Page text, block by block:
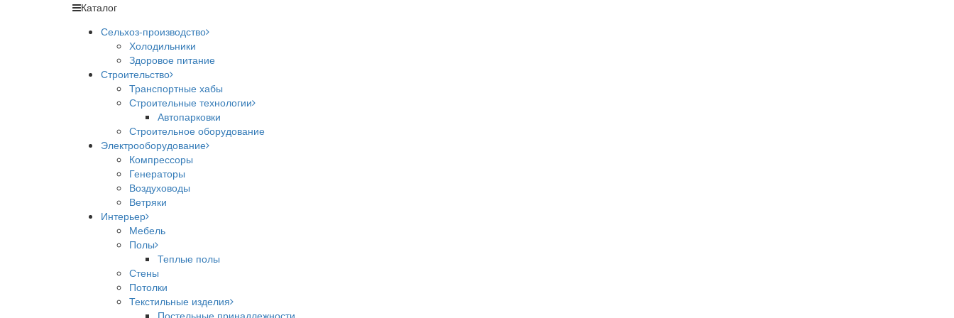
Каталог
Сельхоз-производство
Холодильники
Здоровое питание
Строительство
Транспортные хабы
Строительные технологии
Автопарковки
Строительное оборудование
Электрооборудование
Компрессоры
Генераторы
Воздуховоды
Ветряки
Интерьер
Мебель
Полы
Теплые полы
Стены
Потолки
Текстильные изделия
Постельные принадлежности